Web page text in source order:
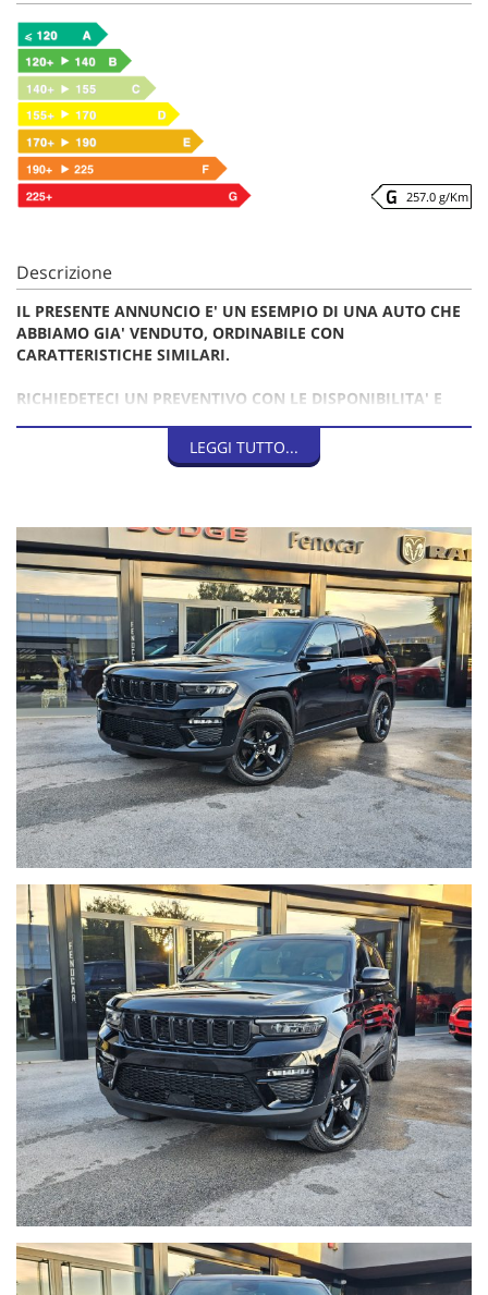
257.0 g/Km
Descrizione
IL PRESENTE ANNUNCIO E' UN ESEMPIO DI UNA AUTO CHE
ABBIAMO GIA' VENDUTO, ORDINABILE CON
CARATTERISTICHE SIMILARI.
RICHIEDETECI UN PREVENTIVO CON LE DISPONIBILITA' E
POSSIBILI FINANZIAMENTI E/O LEASING DIRETTAMENTE IN
SEDE.
Jeep Grand Cherokee 3.6 v6 296cv Limited Black
Dotazione principale:
-Luxury Tech Group II(sedili in pelle Capri, sedili anteriori
ventilati, Intersection collision assist system, sensori di
parcheggio anteriori e posteriori, surround camera system,
sensore pioggia, specchio retrovisore interno
autoanabbagliante, offroad camera anteriore, specchi esterni
autoanabbaglianti, volante regolabile elettricamente)
-Black Appearance Package(cerchi 20" neri, dettagli esterni
neri)
-impianto audio Alpine9 casse con amplificatore da 506W
-Altra dotazione inclusa: accensione remota, portellone
Stop&go, Active Lane Management, Forward Collision Assist
plus, Blind Spot & Cross Path detection, Advanced brake
assist, fari abbaglianti automatici, luci automatiche, Hill Start
Assist, monitoraggio pressione pneumatici, allarme, sistema
di navigazione Uconnect 5, Apple Car Play e Android Auto,
volante riscaldabile, sedili anteriori riscaldabili, sedili
posteriori riscaldabili, regolazione elettrica sedili anteriori con
memoria lato guida, climatizzatore bizona automatico e tanto
altro.
Su richiesta:
- Installazione Impianto GPL Prins
- Installazione accessori originali e non (es: Scarico sportivo)
- Servizi vari: Estensione di garanzia fino a 5 anni,
assicurazioni F/I e Kasko con VALORE A NUOVO FINO A 60
MESI, Pacchetti manutenzione
LEGGI TUTTO...